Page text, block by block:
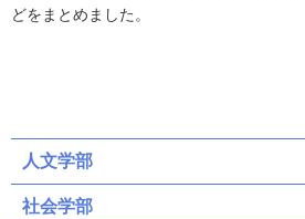
どをまとめました。
人文学部
社会学部